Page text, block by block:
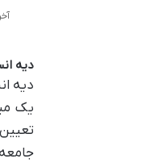
دیه